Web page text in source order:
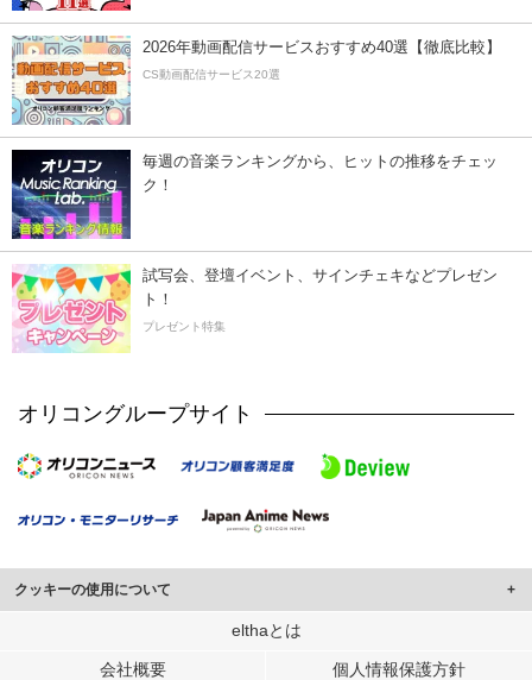
2026年動画配信サービスおすすめ40選【徹底比較】
CS動画配信サービス20選
毎週の音楽ランキングから、ヒットの推移をチェッ
ク！
試写会、登壇イベント、サインチェキなどプレゼン
ト！
プレゼント特集
オリコングループサイト
クッキーの使用について
このサイトでは Cookie を使用して、ユーザーに合わせたコンテンツや広告の
行っています。
elthaとは
会社概要 個人情報保護方針